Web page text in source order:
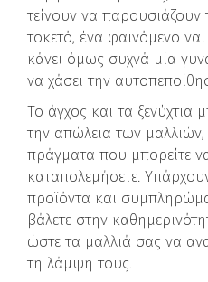
τείνουν να
τοκετό, ένα φαινόμενο
κάνει όμως συχνά μία
να χάσει την
Το άγχος και τα ξενύχτια
την απώλεια των
πράγματα που μπορείτε
καταπολεμήσετε.
προϊόντα και
βάλετε στην
ώστε τα μαλλιά σας να
τη λάμψη τους.